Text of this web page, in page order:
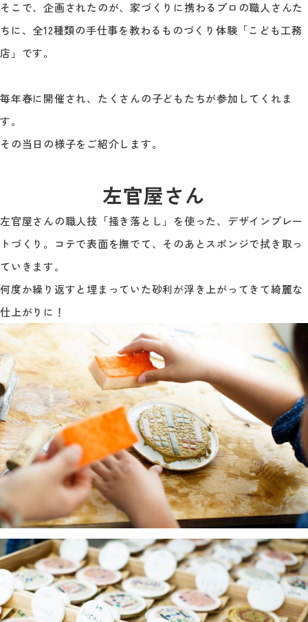
そこで、企画されたのが、家づくりに携わるプロの職人さんた
ちに、全12種類の手仕事を教わるものづくり体験「こども工務
店」です。
毎年春に開催され、たくさんの子どもたちが参加してくれま
す。
その当日の様子をご紹介します。
左官屋さん
左官屋さんの職人技「掻き落とし」を使った、デザインプレー
トづくり。コテで表面を撫でて、そのあとスポンジで拭き取っ
ていきます。
何度か繰り返すと埋まっていた砂利が浮き上がってきて綺麗な
仕上がりに！